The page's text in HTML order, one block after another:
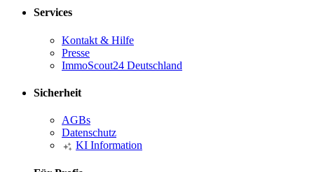
Services
Kontakt & Hilfe
Presse
ImmoScout24 Deutschland
Sicherheit
AGBs
Datenschutz
KI Information